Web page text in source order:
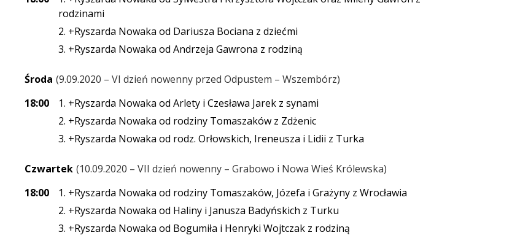
rodzinami
2. +Ryszarda Nowaka od Dariusza Bociana z dziećmi
3. +Ryszarda Nowaka od Andrzeja Gawrona z rodziną
Środa 9.09.2020 – VI dzień nowenny przed Odpustem – Wszembórz
18:00
1. +Ryszarda Nowaka od Arlety i Czesława Jarek z synami
2. +Ryszarda Nowaka od rodziny Tomaszaków z Zdżenic
3. +Ryszarda Nowaka od rodz. Orłowskich, Ireneusza i Lidii z Turka
Czwartek 10.09.2020 – VII dzień nowenny – Grabowo i Nowa Wieś Królewska
18:00
1. +Ryszarda Nowaka od rodziny Tomaszaków, Józefa i Grażyny z Wrocławia
2. +Ryszarda Nowaka od Haliny i Janusza Badyńskich z Turku
3. +Ryszarda Nowaka od Bogumiła i Henryki Wojtczak z rodziną